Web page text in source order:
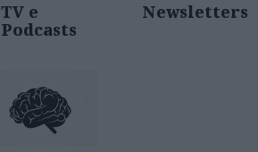
TV e
Podcasts
Newsletters